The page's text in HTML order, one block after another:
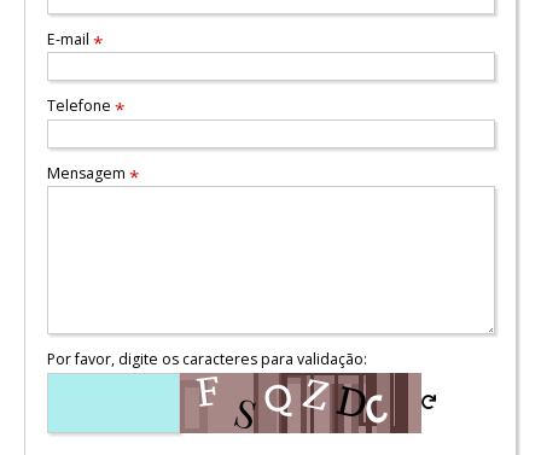
E-mail *
Telefone *
Mensagem *
Por favor, digite os caracteres para validação: